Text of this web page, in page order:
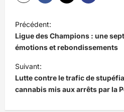
N
a
v
i
g
a
Précédent:
Ligue des Champions : une
émotions et rebondissements
Suivant:
Lutte contre le trafic de
cannabis mis aux arrêts par la